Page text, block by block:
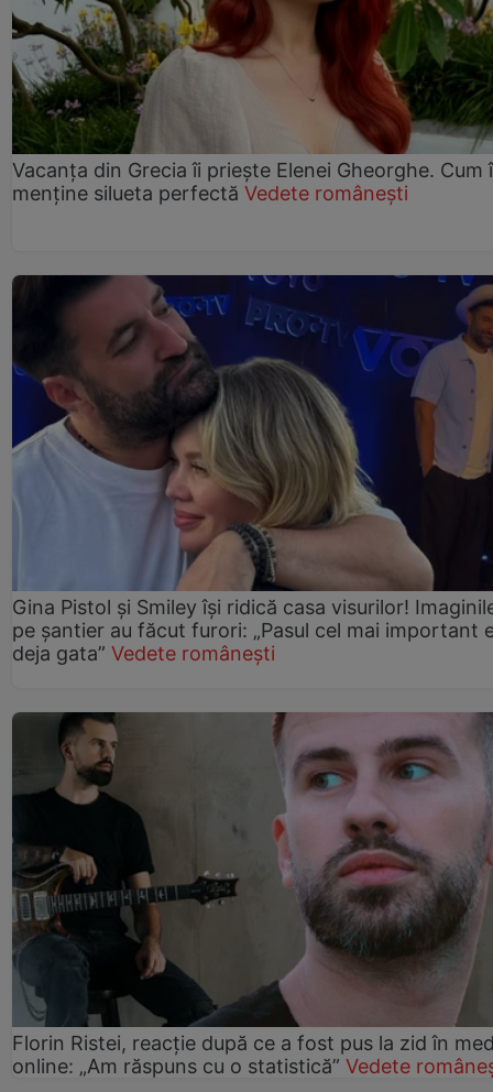
Vacanța din Grecia îi priește Elenei Gheorghe. Cum
menține silueta perfectă Vedete românești
Gina Pistol și Smiley își ridică casa visurilor!
pe șantier au făcut furori: „Pasul cel mai important
deja gata” Vedete românești
Florin Ristei, reacție după ce a fost pus la zid în
online: „Am răspuns cu o statistică” Vedete